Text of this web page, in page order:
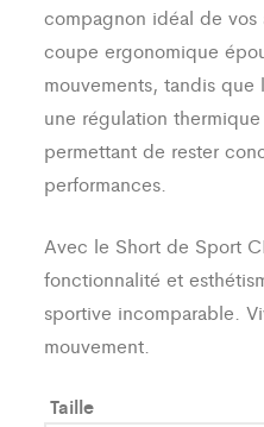
compagnon idéal de
coupe ergonomique
mouvements, tandis que
une régulation
permettant de rester
performances.
Avec le Short de Sport
fonctionnalité et
sportive incomparable.
mouvement.
Taille